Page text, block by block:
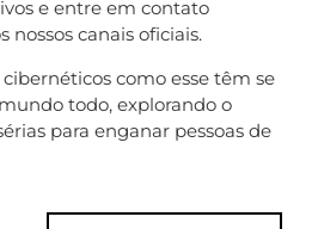
e entre em contato
canais oficiais.
como esse têm se
todo, explorando o
para enganar pessoas de